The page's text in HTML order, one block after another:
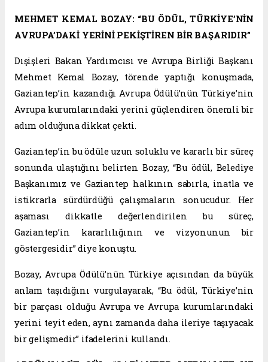
MEHMET KEMAL BOZAY: “BU ÖDÜL, TÜRKİYE’NİN
AVRUPA’DAKİ YERİNİ PEKİŞTİREN BİR BAŞARIDIR”
Dışişleri Bakan Yardımcısı ve Avrupa Birliği Başkanı
Mehmet Kemal Bozay, törende yaptığı konuşmada,
Gaziantep’in kazandığı Avrupa Ödülü’nün Türkiye’nin
Avrupa kurumlarındaki yerini güçlendiren önemli bir
adım olduğuna dikkat çekti.
Gaziantep’in bu ödüle uzun soluklu ve kararlı bir süreç
sonunda ulaştığını belirten Bozay, “Bu ödül, Belediye
Başkanımız ve Gaziantep halkının sabırla, inatla ve
istikrarla sürdürdüğü çalışmaların sonucudur. Her
aşaması dikkatle değerlendirilen bu süreç,
Gaziantep’in kararlılığının ve vizyonunun bir
göstergesidir” diye konuştu.
Bozay, Avrupa Ödülü’nün Türkiye açısından da büyük
anlam taşıdığını vurgulayarak, “Bu ödül, Türkiye’nin
bir parçası olduğu Avrupa ve Avrupa kurumlarındaki
yerini teyit eden, aynı zamanda daha ileriye taşıyacak
bir gelişmedir” ifadelerini kullandı.